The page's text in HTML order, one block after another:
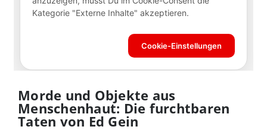
Morde und Objekte aus
Menschenhaut: Die furchtbaren
Taten von Ed Gein